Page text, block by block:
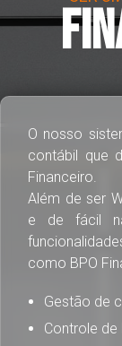
O nosso
contábil que
Financeiro.
Além de ser
e de fácil
como BPO
Gestão de
Controle de